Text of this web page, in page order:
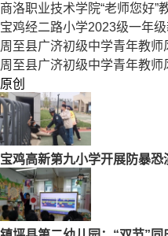
商洛职业技术学院“老师您好”
宝鸡经二路小学2023级一年
周至县广济初级中学青年教师
周至县广济初级中学青年教师
原创
宝鸡高新第九小学开展防暴恐